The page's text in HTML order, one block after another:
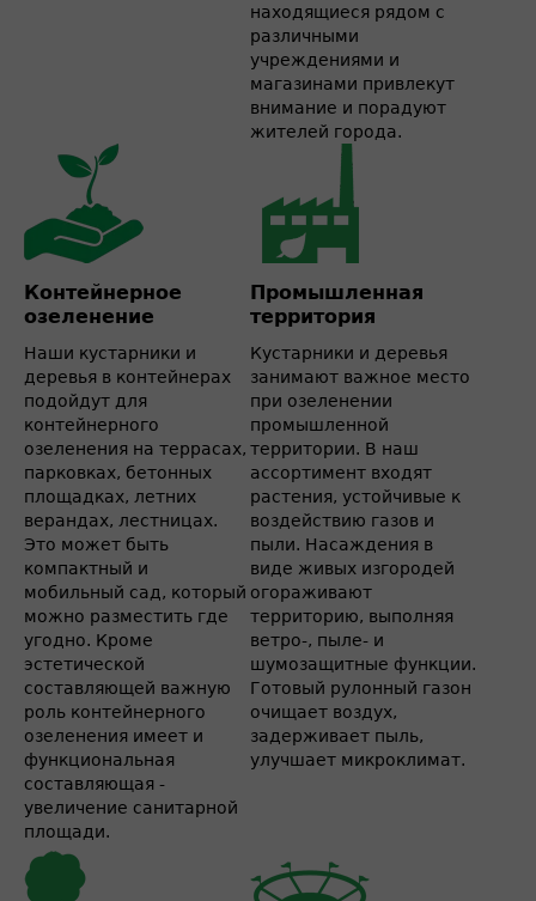
находящиеся рядом с
различными
учреждениями и
магазинами привлекут
внимание и порадуют
жителей города.
Контейнерное
озеленение
Наши кустарники и
деревья в контейнерах
подойдут для
контейнерного
озеленения на террасах,
парковках, бетонных
площадках, летних
верандах, лестницах.
Это может быть
компактный и
мобильный сад, который
можно разместить где
угодно. Кроме
эстетической
составляющей важную
роль контейнерного
озеленения имеет и
функциональная
составляющая -
увеличение санитарной
площади.
Промышленная
территория
Кустарники и деревья
занимают важное место
при озеленении
промышленной
территории. В наш
ассортимент входят
растения, устойчивые к
воздействию газов и
пыли. Насаждения в
виде живых изгородей
огораживают
территорию, выполняя
ветро-, пыле- и
шумозащитные функции.
Готовый рулонный газон
очищает воздух,
задерживает пыль,
улучшает микроклимат.